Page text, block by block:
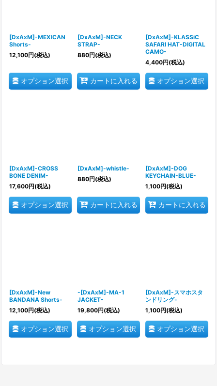
[DxAxM]-MEXICAN
Shorts-
12,100円(税込)
オプション選択
[DxAxM]-NECK
STRAP-
880円(税込)
カートに入れる
[DxAxM]-KLASSiC
SAFARI HAT-DIGITAL
CAMO-
4,400円(税込)
オプション選択
[DxAxM]-CROSS
BONE DENIM-
17,600円(税込)
オプション選択
[DxAxM]-whistle-
880円(税込)
カートに入れる
[DxAxM]-DOG
KEYCHAIN-BLUE-
1,100円(税込)
カートに入れる
[DxAxM]-New
BANDANA Shorts-
12,100円(税込)
オプション選択
-[DxAxM]-MA-1
JACKET-
19,800円(税込)
オプション選択
[DxAxM]-スマホスタ
ンドリング-
1,100円(税込)
オプション選択